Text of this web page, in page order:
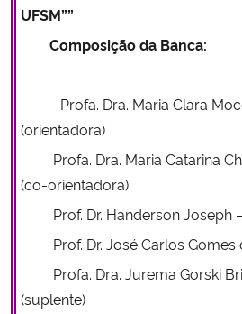
UFSM””
Composição da Banca:
Profa. Dra. Maria Clara
(orientadora)
Profa. Dra. Maria Catarina
(co-orientadora)
Prof. Dr. Handerson Joseph –
Prof. Dr. José Carlos
Profa. Dra. Jurema Gorski
(suplente)